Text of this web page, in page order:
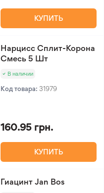
КУПИТЬ
Нарцисс Сплит-Корона
Смесь 5 Шт
В наличии
Код товара: 31979
160.95 грн.
КУПИТЬ
Гиацинт Jan Bos